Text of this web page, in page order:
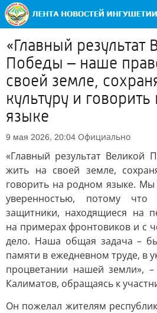
«Главный результат
Победы – наше
своей земле,
культуру и
языке
9 мая 2026, 20:04 Официально
«Главный результат
жить на своей земле,
говорить на родном языке.
уверенностью, потому
защитники, находящиеся на
на примерах фронтовиков и с
дело. Наша общая задача –
памяти в ежедневном труде, в
процветании нашей земли»,
Калиматов, обращаясь к
Он пожелал жителям